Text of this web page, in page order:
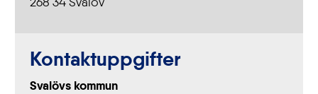
Kontaktuppgifter
Svalövs kommun